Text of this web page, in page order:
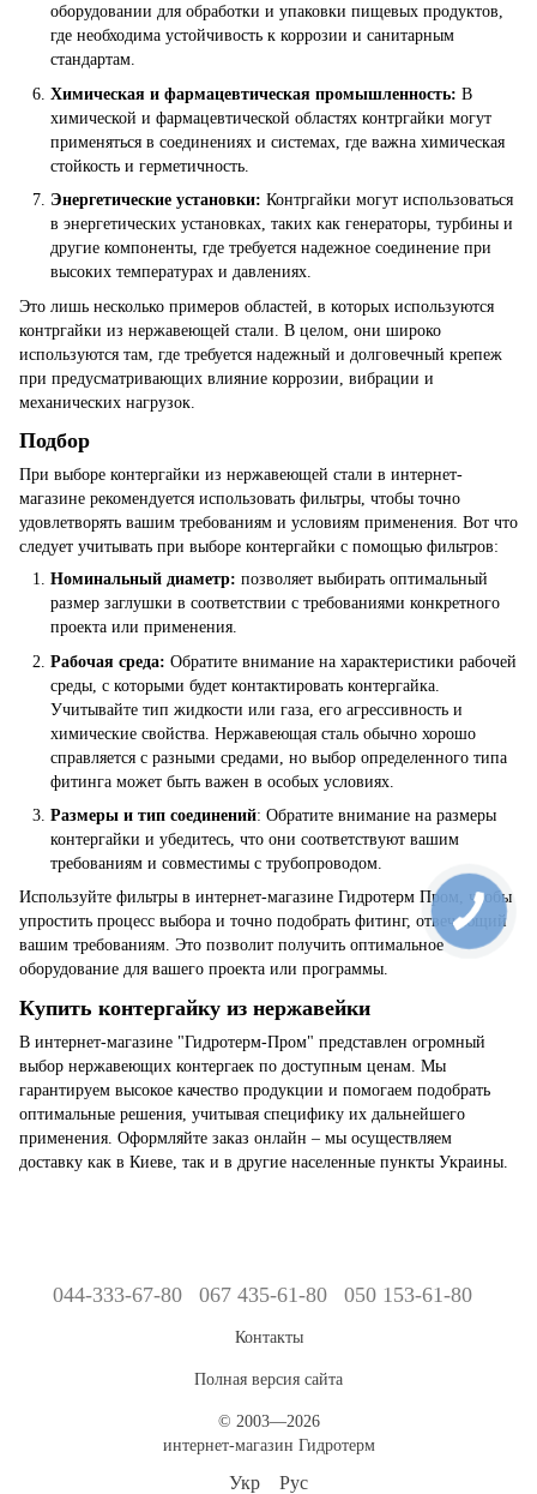
оборудовании для обработки и упаковки пищевых продуктов,
где необходима устойчивость к коррозии и санитарным
стандартам.
Химическая и фармацевтическая промышленность: В
химической и фармацевтической областях контргайки могут
применяться в соединениях и системах, где важна химическая
стойкость и герметичность.
Энергетические установки: Контргайки могут использоваться
в энергетических установках, таких как генераторы, турбины и
другие компоненты, где требуется надежное соединение при
высоких температурах и давлениях.
Это лишь несколько примеров областей, в которых используются
контргайки из нержавеющей стали. В целом, они широко
используются там, где требуется надежный и долговечный крепеж
при предусматривающих влияние коррозии, вибрации и
механических нагрузок.
Подбор
При выборе контергайки из нержавеющей стали в интернет-
магазине рекомендуется использовать фильтры, чтобы точно
удовлетворять вашим требованиям и условиям применения. Вот что
следует учитывать при выборе контергайки с помощью фильтров:
Номинальный диаметр: позволяет выбирать оптимальный
размер заглушки в соответствии с требованиями конкретного
проекта или применения.
Рабочая среда: Обратите внимание на характеристики рабочей
среды, с которыми будет контактировать контергайка.
Учитывайте тип жидкости или газа, его агрессивность и
химические свойства. Нержавеющая сталь обычно хорошо
справляется с разными средами, но выбор определенного типа
фитинга может быть важен в особых условиях.
Размеры и тип соединений: Обратите внимание на размеры
контергайки и убедитесь, что они соответствуют вашим
требованиям и совместимы с трубопроводом.
Используйте фильтры в интернет-магазине Гидротерм Пром, чтобы
упростить процесс выбора и точно подобрать фитинг, отвечающий
вашим требованиям. Это позволит получить оптимальное
оборудование для вашего проекта или программы.
Купить контергайку из нержавейки
В интернет-магазине "Гидротерм-Пром" представлен огромный
выбор нержавеющих контергаек по доступным ценам. Мы
гарантируем высокое качество продукции и помогаем подобрать
оптимальные решения, учитывая специфику их дальнейшего
применения. Оформляйте заказ онлайн – мы осуществляем
доставку как в Киеве, так и в другие населенные пункты Украины.
044-333-67-80 067 435-61-80 050 153-61-80
Контакты
Полная версия сайта
© 2003—2026
интернет-магазин Гидротерм
Укр Рус